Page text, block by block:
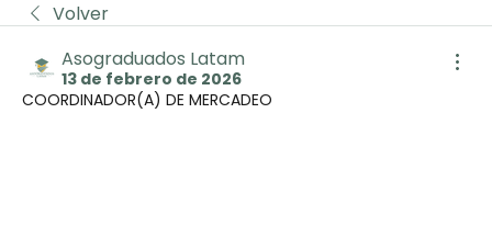
Volver
Asograduados Latam
13 de febrero de 2026
COORDINADOR(A) DE MERCADEO